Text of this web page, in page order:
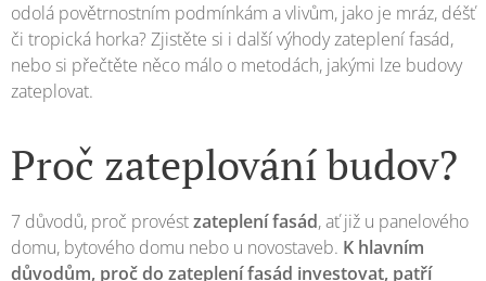
odolá povětrnostním podmínkám a vlivům, jako je mráz, déšť
či tropická horka? Zjistěte si i další výhody zateplení fasád,
nebo si přečtěte něco málo o metodách, jakými lze budovy
zateplovat.
Proč zateplování budov?
7 důvodů, proč provéstzateplení fasád, ať již u panelového
domu, bytového domu nebo u novostaveb. K hlavním
důvodům, proč do zateplení fasád investovat, patří